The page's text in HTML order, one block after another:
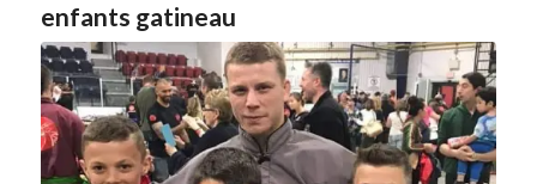
enfants gatineau